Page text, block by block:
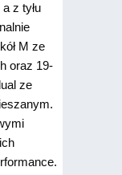
z tyłu
M ze
oraz 19-
ze